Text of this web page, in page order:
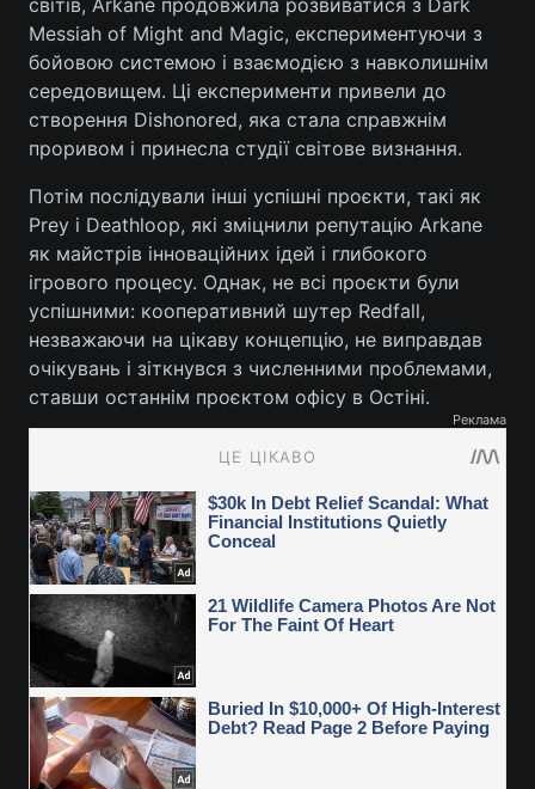
світів, Arkane продовжила розвиватися з Dark
Messiah of Might and Magic, експериментуючи з
бойовою системою і взаємодією з навколишнім
середовищем. Ці експерименти привели до
створення Dishonored, яка стала справжнім
проривом і принесла студії світове визнання.
Потім послідували інші успішні проєкти, такі як
Prey і Deathloop, які зміцнили репутацію Arkane
як майстрів інноваційних ідей і глибокого
ігрового процесу. Однак, не всі проєкти були
успішними: кооперативний шутер Redfall,
незважаючи на цікаву концепцію, не виправдав
очікувань і зіткнувся з численними проблемами,
ставши останнім проєктом офісу в Остіні.
Реклама